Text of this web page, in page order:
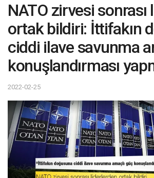
NATO zirvesi
ortak bildiri: İttifakın
ciddi ilave savunma
konuşlandırması
2022-02-25